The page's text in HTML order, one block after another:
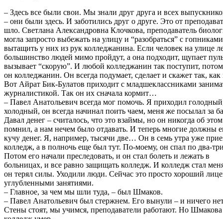
– Здесь все были свои. Мы знали друг друга и всех
– они были здесь. И заботились друг о друге. Это от
шло. Светлана Александровна Клочкова, преподаватель
могла запросто выбежать на улицу и “разобраться” с
вытащить у них из рук колледжанина. Если человек на улице
большинство людей мимо пройдут, а она подходит, щупает
вызывает “скорую”. И любой колледжанин так поступит,
он колледжанин. Он всегда подумает, сделает и скажет так, как
Вот Айрат Бик-Булатов приходит с младшеклассниками
журналистикой. Так он их сначала кормит…
– Павел Анатольевич всегда мог помочь. Я приходил
холодный, он всегда начинал поить чаем, меня же посылал за
Давал денег – считалось, что это взаймы, но он никогда об
помнил, а нам нечем было отдавать. И теперь многие должны
кучу денег. Я, например, тысячи две… Он в семь утра уже
колледж, а в полночь еще был тут. По-моему, он спал по два-
Потом его начали преследовать, и он стал болеть и лежать в
больницах, и все равно защищать колледж. И колледж стал
он терял силы. Уходили люди. Сейчас это просто хороший
углубленными занятиями.
– Главное, за чем мы шли туда, – был Шмаков.
– Павел Анатольевич был стержнем. Его вынули – и ничего
Стены стоят, мы учимся, преподаватели работают. Но Шмакова